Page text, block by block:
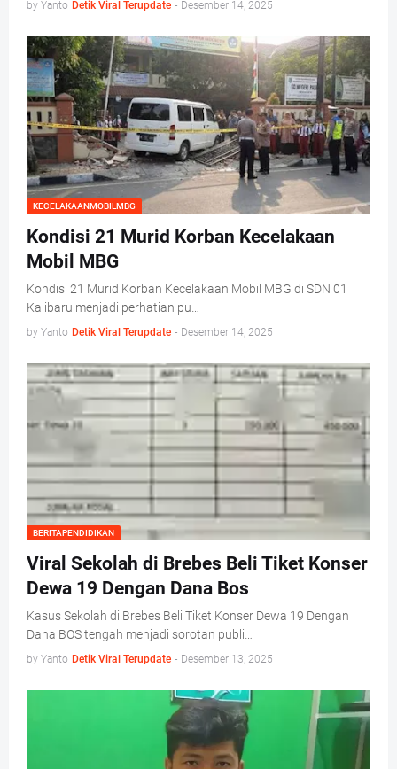
by Yanto Detik Viral Terupdate - Desember 14, 2025
KECELAKAANMOBILMBG
Kondisi 21 Murid Korban Kecelakaan
Mobil MBG
Kondisi 21 Murid Korban Kecelakaan Mobil MBG di SDN 01
Kalibaru menjadi perhatian pu…
by Yanto Detik Viral Terupdate - Desember 14, 2025
BERITAPENDIDIKAN
Viral Sekolah di Brebes Beli Tiket Konser
Dewa 19 Dengan Dana Bos
Kasus Sekolah di Brebes Beli Tiket Konser Dewa 19 Dengan
Dana BOS tengah menjadi sorotan publi…
by Yanto Detik Viral Terupdate - Desember 13, 2025